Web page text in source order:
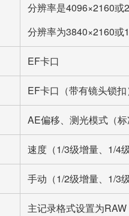
分辨率是4096×2160
分辨率为3840×2160
EF卡口
EF卡口（带有镜头锁
AE偏移、测光模式（
速度（1/3级增量、1/4
手动（1/2级增量、1/3
主记录格式设置为